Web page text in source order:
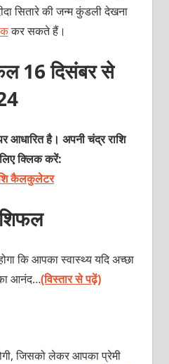
सितारे की जन्म कुंडली देखना
कर सकते हैं।
16 दिसंबर से
आधारित है। अपनी चंद्र राशि
क्लिक करें:
कैलकुलेटर
कि आपका स्वास्थ्य यदि अच्छा
आनंद…(विस्तार से पढ़ें)
जिसको लेकर आपका प्रेमी